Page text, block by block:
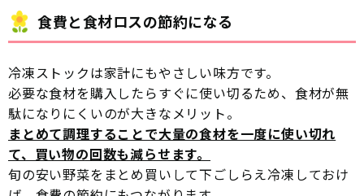
食費と食材ロスの節約になる
冷凍ストックは家計にもやさしい味方です。
必要な食材を購入したらすぐに使い切るため、食材が無
駄になりにくいのが大きなメリット。
まとめて調理することで大量の食材を一度に使い切れ
て、買い物の回数も減らせます。
旬の安い野菜をまとめ買いして下ごしらえ冷凍しておけ